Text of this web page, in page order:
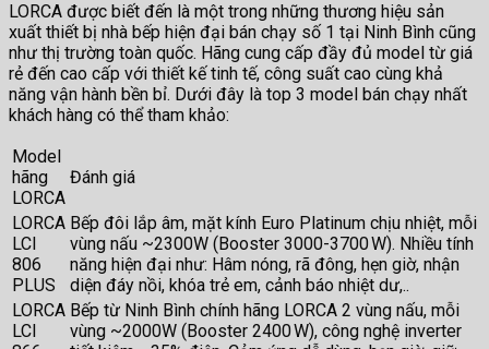
LORCA được biết đến là một trong những thương hiệu sản
xuất thiết bị nhà bếp hiện đại bán chạy số 1 tại Ninh Bình cũng
như thị trường toàn quốc. Hãng cung cấp đầy đủ model từ giá
rẻ đến cao cấp với thiết kế tinh tế, công suất cao cùng khả
năng vận hành bền bỉ. Dưới đây là top 3 model bán chạy nhất
khách hàng có thể tham khảo:
Model
hãng
LORCA
Đánh giá
LORCA
LCI
806
PLUS
Bếp đôi lắp âm, mặt kính Euro Platinum chịu nhiệt, mỗi
vùng nấu ~2300W (Booster 3000-3700 W). Nhiều tính
năng hiện đại như: Hâm nóng, rã đông, hẹn giờ, nhận
diện đáy nồi, khóa trẻ em, cảnh báo nhiệt dư,..
LORCA
LCI
Bếp từ Ninh Bình chính hãng LORCA 2 vùng nấu, mỗi
vùng ~2000W (Booster 2400 W), công nghệ inverter